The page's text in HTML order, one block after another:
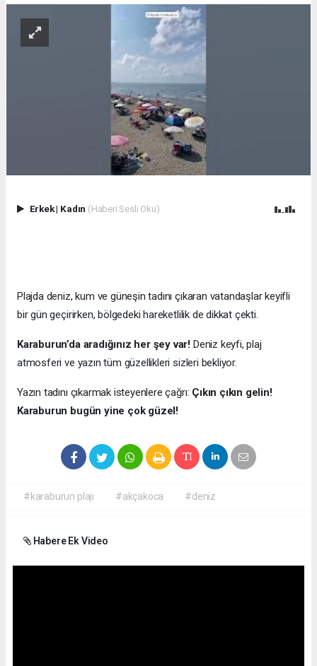
Erkek| Kadın (Haberi Sesli Oku)
Plajda deniz, kum ve güneşin tadını çıkaran vatandaşlar keyifli
bir gün geçirirken, bölgedeki hareketlilik de dikkat çekti.
Karaburun’da aradığınız her şey var! Deniz keyfi, plaj
atmosferi ve yazın tüm güzellikleri sizleri bekliyor.
Yazın tadını çıkarmak isteyenlere çağrı: Çıkın çıkın gelin!
Karaburun bugün yine çok güzel!
#karaburun plajı #akçakoca #deniz
Habere Ek Video